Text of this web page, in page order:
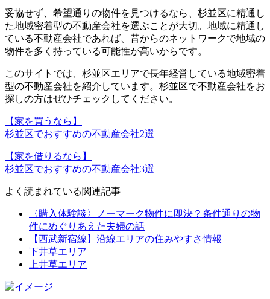
妥協せず、希望通りの物件を見つけるなら、杉並区に精通し
た地域密着型の不動産会社を選ぶことが大切。地域に精通し
ている不動産会社であれば、 昔からのネットワークで地域の
物件を多く持っている可能性が高いからです。
このサイトでは、杉並区エリアで長年経営している地域密着
型の不動産会社を紹介しています。杉並区で不動産会社をお
探しの方はぜひチェックしてください。
【家を買うなら】
杉並区でおすすめの不動産会社2選
【家を借りるなら】
杉並区でおすすめの不動産会社3選
よく読まれている関連記事
〈購入体験談〉ノーマーク物件に即決？条件通りの物
件にめぐりあえた夫婦の話
【西武新宿線】沿線エリアの住みやすさ情報
下井草エリア
上井草エリア